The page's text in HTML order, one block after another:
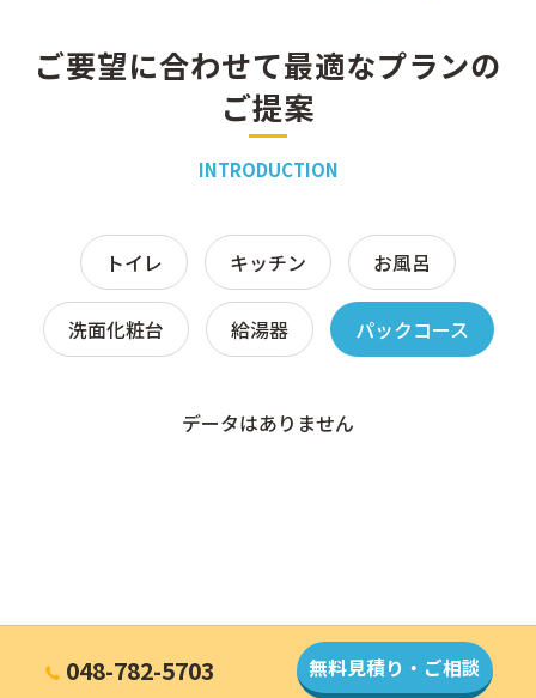
ご要望に合わせて最適なプランの
ご提案
INTRODUCTION
トイレ キッチン お風呂
洗面化粧台 給湯器 パックコース
データはありません
048-782-5703 無料見積り・ご相談